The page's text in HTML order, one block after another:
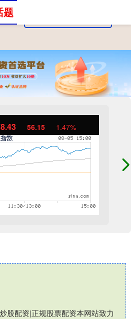
56.15 1.47%
股配资|正规股票配资本网站致力
题